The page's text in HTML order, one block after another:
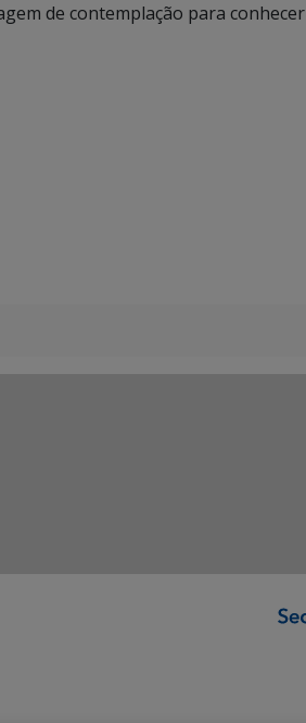
de contemplação para conhecer